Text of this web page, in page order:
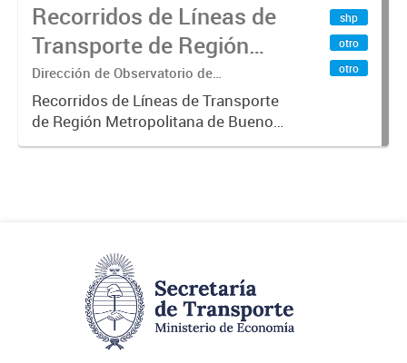
Recorridos de Líneas de
Transporte de Región
Metropolitana de
Buenos Aires (RMBA)
Dirección de Observatorio de
Transporte, Estudio y Sistemas
Recorridos de Líneas de Transporte
de Región Metropolitana de Buenos
Aires (RMBA).-
shp
otro
otro